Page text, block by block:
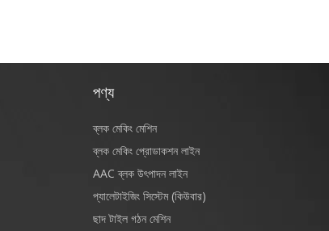
পণ্য
ব্লক মেকিং মেশিন
ব্লক মেকিং প্রোডাকশন লাইন
AAC ব্লক উৎপাদন লাইন
প্যালেটাইজিং সিস্টেম (কিউবার)
ছাদ টাইল গঠন মেশিন